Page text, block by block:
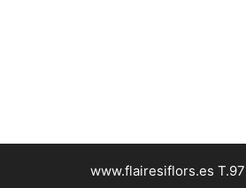
www.flairesiflors.es